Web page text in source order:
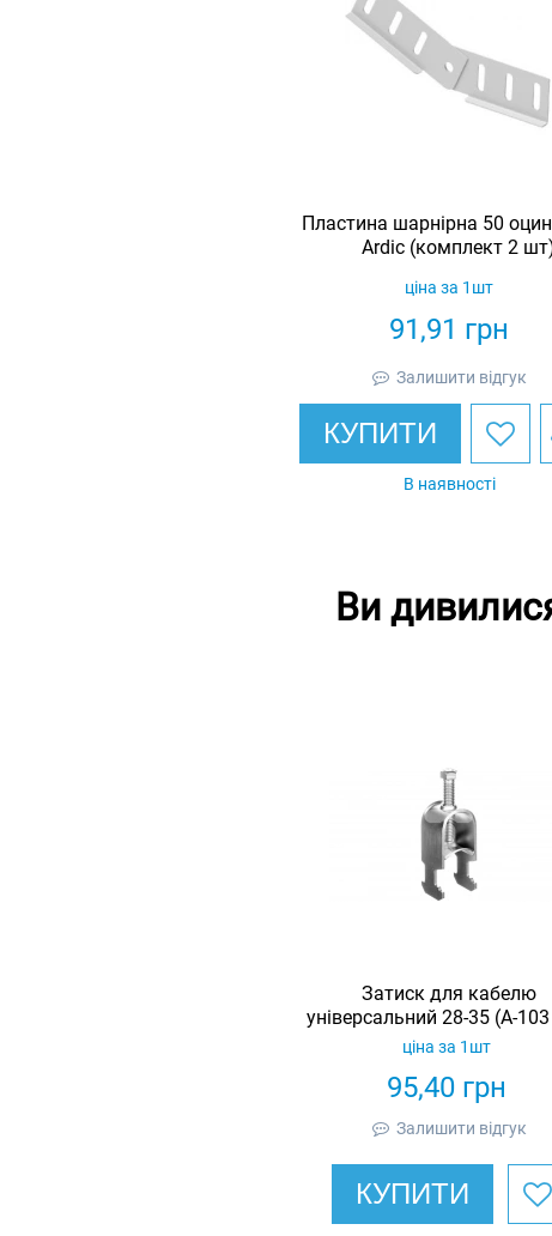
Пластина шарнірна 50
Ardic (комплект 2
91,91 грн
ціна за 1шт
Залишити відгук
КУПИТИ
В наявності
Ви
Затиск для кабелю
універсальний 28-35 (А-
95,40грн
ціна за 1шт
Залишити відгук
КУПИТИ